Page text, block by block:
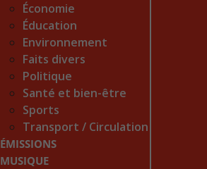
Économie
Éducation
Environnement
Faits divers
Politique
Santé et bien-être
Sports
Transport / Circulation
ÉMISSIONS
MUSIQUE